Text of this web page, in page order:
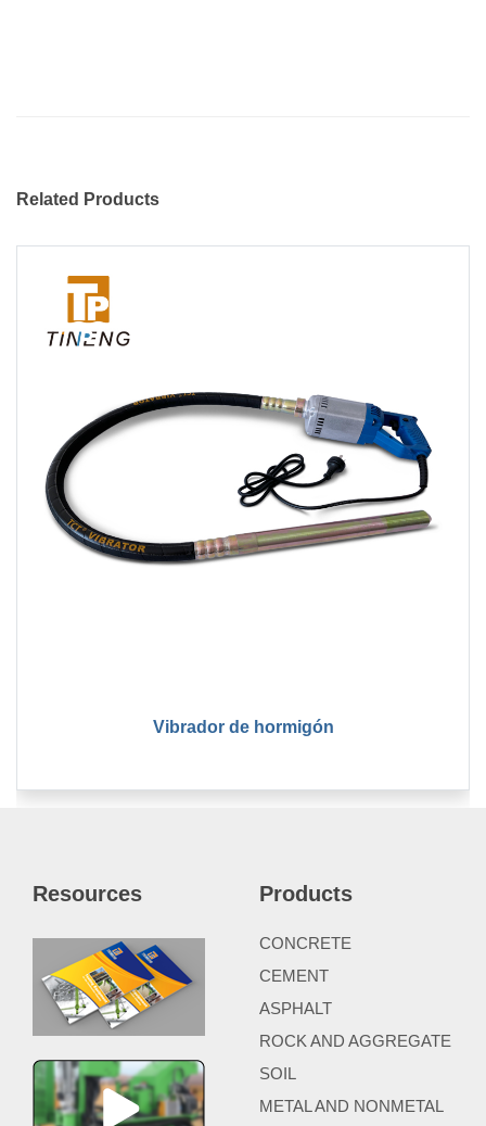
Related Products
Vibrador de hormigón
Resources Products
CONCRETE
CEMENT
ASPHALT
ROCK AND AGGREGATE
SOIL
METAL AND NONMETAL